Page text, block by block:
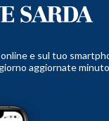
e sul tuo
aggiornate